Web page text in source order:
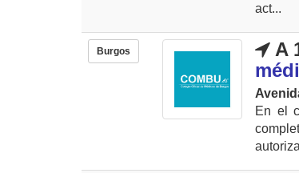
act...
Burgos A
En el